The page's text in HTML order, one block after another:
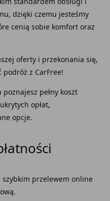
dzięki czemu jesteśmy
cenią sobie komfort oraz
oferty i przekonania się,
z CarFree!
pełny koszt
opłat,
opcje.
szybkim przelewem online